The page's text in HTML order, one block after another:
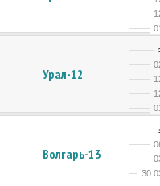
Урал-12
Волгарь-13